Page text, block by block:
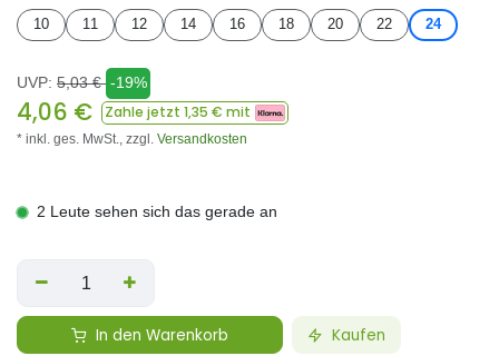
10 11 12 14 16 18 20 22 24
UVP: 5,03€ -19%
4,06 € Zahle jetzt 1,35 € mit
* inkl. ges. MwSt., zzgl. Versandkosten
2 Leute sehen sich das gerade an
In den Warenkorb Kaufen